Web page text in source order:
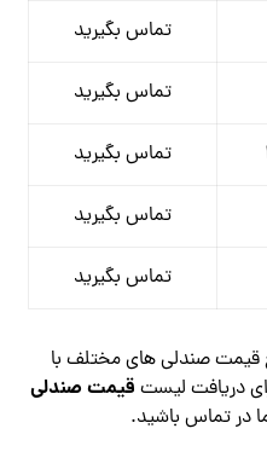
تماس بگیرید
تماس بگیرید
تماس بگیرید
تماس بگیرید
تماس بگیرید
قیمت صندلی های مختلف با
دریافت لیست قیمت صندلی
در تماس باشید.